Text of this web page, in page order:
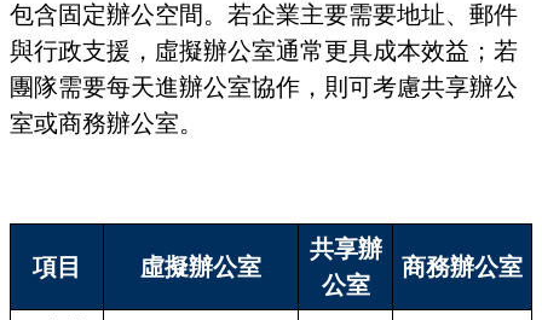
包含固定辦公空間。若企業主要需要地址、郵件
與行政支援，虛擬辦公室通常更具成本效益；若
團隊需要每天進辦公室協作，則可考慮共享辦公
室或商務辦公室。
項目 虛擬辦公室
共享辦
公室
商務辦公室